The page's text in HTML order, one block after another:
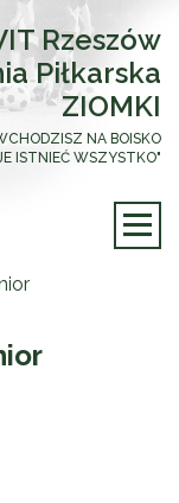
Rzeszów
Piłkarska
ZIOMKI
NA BOISKO
ISTNIEĆ WSZYSTKO"